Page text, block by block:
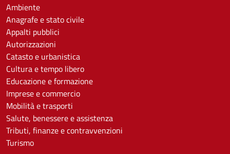
Ambiente
Anagrafe e stato civile
Appalti pubblici
Autorizzazioni
Catasto e urbanistica
Cultura e tempo libero
Educazione e formazione
Imprese e commercio
Mobilità e trasporti
Salute, benessere e assistenza
Tributi, finanze e contravvenzioni
Turismo